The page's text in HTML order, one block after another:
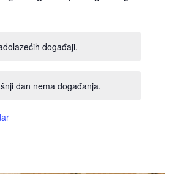
događaji.
dan nema događanja.